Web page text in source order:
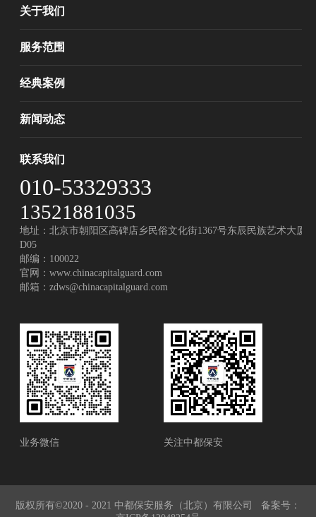
关于我们
服务范围
经典案例
新闻动态
联系我们
010-53329333
13521881035
地址：北京市朝阳区高碑店乡民俗文化街1367号东辰民族艺术大厦
D05
邮编：100022
官网：www.chinacapitalguard.com
邮箱：zdws@chinacapitalguard.com
业务微信 关注中都保安
版权所有©2020 - 2021 中都保安服务（北京）有限公司 备案号：